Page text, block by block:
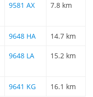
9581 AX 7.8 km
9648 HA 14.7 km
9648 LA 15.2 km
9641 KG 16.1 km